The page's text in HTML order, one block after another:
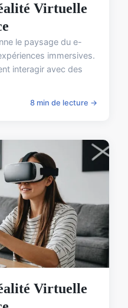
Virtuelle
le paysage du e-
immersives.
interagir avec des
8 min de lecture →
Virtuelle